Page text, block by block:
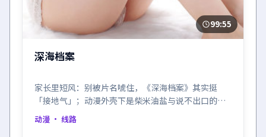
99:55
深海档案
家长里短风：别被片名唬住，《深海档案》其实挺
「接地气」；动漫外壳下是柴米油盐与说不出口的在
乎。
动漫 · 线路